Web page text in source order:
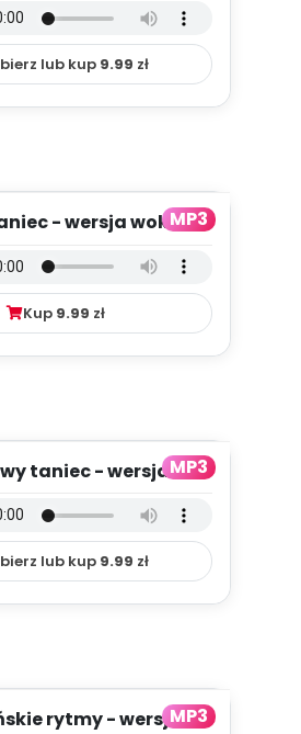
lub kup 9.99 zł
MP3
- wersja wokalna
Kup 9.99 zł
MP3
taniec - wersja
lub kup 9.99 zł
MP3
rytmy - wersja